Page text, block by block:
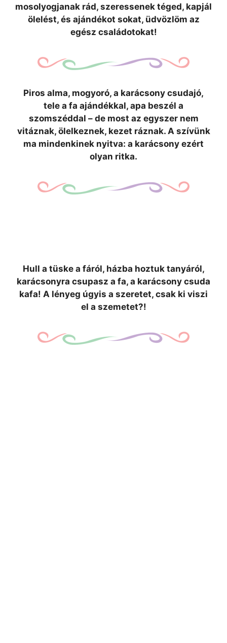
mosolyogjanak rád, szeressenek téged, kapjál
ölelést, és ajándékot sokat, üdvözlöm az
egész családotokat!
Piros alma, mogyoró, a karácsony csudajó,
tele a fa ajándékkal, apa beszél a
szomszéddal – de most az egyszer nem
vitáznak, ölelkeznek, kezet ráznak. A szívünk
ma mindenkinek nyitva: a karácsony ezért
olyan ritka.
Hull a tüske a fáról, házba hoztuk tanyáról,
karácsonyra csupasz a fa, a karácsony csuda
kafa! A lényeg úgyis a szeretet, csak ki viszi
el a szemetet?!